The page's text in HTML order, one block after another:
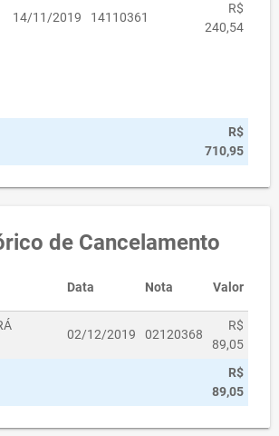
14/11/2019 14110361
R$
240,54
R$
710,95
de Cancelamento
Data Nota Valor
02/12/2019 02120368
R$
89,05
R$
89,05